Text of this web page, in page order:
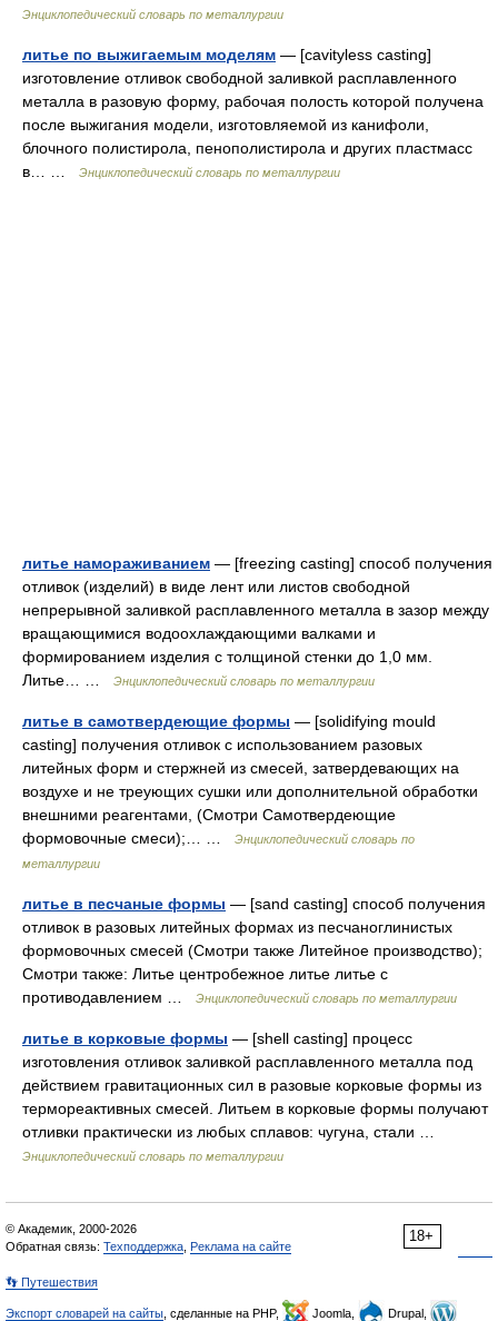
Энциклопедический словарь по металлургии
литье по выжигаемым моделям — [cavityless casting]
изготовление отливок свободной заливкой расплавленного
металла в разовую форму, рабочая полость которой получена
после выжигания модели, изготовляемой из канифоли,
блочного полистирола, пенополистирола и других пластмасс
в… …
Энциклопедический словарь по металлургии
литье намораживанием — [freezing casting] способ получения
отливок (изделий) в виде лент или листов свободной
непрерывной заливкой расплавленного металла в зазор между
вращающимися водоохлаждающими валками и
формированием изделия с толщиной стенки до 1,0 мм.
Литье… …
Энциклопедический словарь по металлургии
литье в самотвердеющие формы — [solidifying mould
casting] получения отливок с использованием разовых
литейных форм и стержней из смесей, затвердевающих на
воздухе и не треующих сушки или дополнительной обработки
внешними реагентами, (Смотри Самотвердеющие
формовочные смеси);… …
Энциклопедический словарь по
металлургии
литье в песчаные формы — [sand casting] способ получения
отливок в разовых литейных формах из песчаноглинистых
формовочных смесей (Смотри также Литейное производство);
Смотри также: Литье центробежное литье литье с
противодавлением …
Энциклопедический словарь по металлургии
литье в корковые формы — [shell casting] процесс
изготовления отливок заливкой расплавленного металла под
действием гравитационных сил в разовые корковые формы из
термореактивных смесей. Литьем в корковые формы получают
отливки практически из любых сплавов: чугуна, стали …
Энциклопедический словарь по металлургии
18+
© Академик, 2000-2026
Обратная связь: Техподдержка Реклама на сайте
👣 Путешествия
Экспорт словарей на сайты , сделанные на PHP, Joomla,
Drupal,